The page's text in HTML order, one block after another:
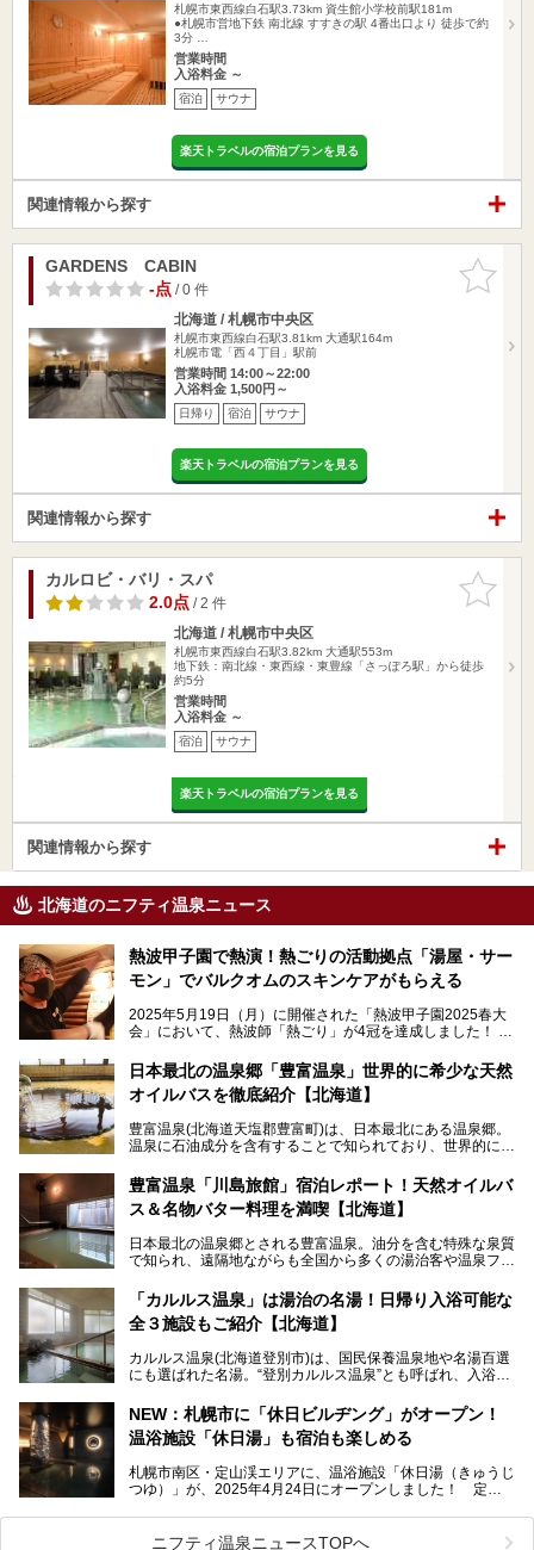
札幌市東西線白石駅3.73km 資生館小学校前駅181m
●札幌市営地下鉄 南北線 すすきの駅 4番出口より 徒歩で約
3分 …
営業時間
入浴料金 ～
宿泊 サウナ
楽天トラベルの宿泊プランを見る
関連情報から探す
お気に入
りに追加
GARDENS CABIN
-点/ 0 件
北海道 / 札幌市中央区
札幌市東西線白石駅3.81km 大通駅164m
札幌市電「西４丁目」駅前
営業時間 14:00～22:00
入浴料金 1,500円～
日帰り 宿泊 サウナ
楽天トラベルの宿泊プランを見る
関連情報から探す
お気に入
りに追加
カルロビ・バリ・スパ
2.0点/ 2 件
北海道 / 札幌市中央区
札幌市東西線白石駅3.82km 大通駅553m
地下鉄：南北線・東西線・東豊線「さっぽろ駅」から徒歩
約5分
営業時間
入浴料金 ～
宿泊 サウナ
楽天トラベルの宿泊プランを見る
関連情報から探す
北海道のニフティ温泉ニュース
熱波甲子園で熱演！熱ごりの活動拠点「湯屋・サー
モン」でバルクオムのスキンケアがもらえる
2025年5月19日（月）に開催された「熱波甲子園2025春大
会」において、熱波師「熱ごり」が4冠を達成しました！
動拠点である北海道の銭湯「湯屋・サーモン」にて、メンズ
スキンケアブランド バルクオムの「ONE DAY KIT」を数量
限定でプレゼントいたします。
で、ぜひお試しください。※6月13日配布開始、なくなり次
第終了
───
提供元：株式会社バルクオム【PR】
この記事は株式会社バルクオム商品のPR記事です。
日本最北の温泉郷「豊富温泉」世界的に希少な天然
オイルバスを徹底紹介【北海道】
豊富温泉(北海道天塩郡豊富町)は、日本最北にある温泉郷。
温泉に石油成分を含有することで知られており、世界的にも
に特効があると言われ、遠隔地ながらも全国から湯治・療養
目的で多くの人々が訪れます。
地体験し、独自の視点で豊富温泉の“天然オイルバス”をレポ
ート。温泉地概要や日帰り入浴施設をはじめ、宿泊施設・ア
豊富温泉「川島旅館」宿泊レポート！天然オイルバ
ス＆名物バター料理を満喫【北海道】
日本最北の温泉郷とされる豊富温泉。油分を含む特殊な泉質
で知られ、遠隔地ながらも全国から多くの湯治客や温泉ファ
「川島旅館」は、豊富温泉の開湯当初から営業する老舗旅
館。とりわけ温泉の良さと名物のバター料理に定評があり、
の温泉や料理をはじめ、パブリックスペース・客室など宿の
全貌を徹底的にご紹介します！
「カルルス温泉」は湯治の名湯！日帰り入浴可能な
全３施設もご紹介【北海道】
カルルス温泉(北海道登別市)は、国民保養温泉地や名湯百選
にも選ばれた名湯。“登別カルルス温泉”とも呼ばれ、入浴剤
豊かな登別温泉とは対照的な存在で、今も湯治場的な要素が
残る閑静な温泉地です。
地体験し、カルルス温泉をご紹介。温泉地の概要や泉質解説
をはじめ、日帰り入浴可能な全３施設の紹介・周辺観光・ア
NEW：札幌市に「休日ビルヂング」がオープン！
温浴施設「休日湯」も宿泊も楽しめる
札幌市南区・定山渓エリアに、温浴施設「休日湯（きゅうじ
つゆ）」が、2025年4月24日にオープンしました！ 定山
この施設は、温泉・サウナの「休日湯」・ラウンジの「THE
LOUNGE DAYOF」・グルメ「休日洋麺店」・ホテル「エク
ニフティ温泉ニュースTOPへ